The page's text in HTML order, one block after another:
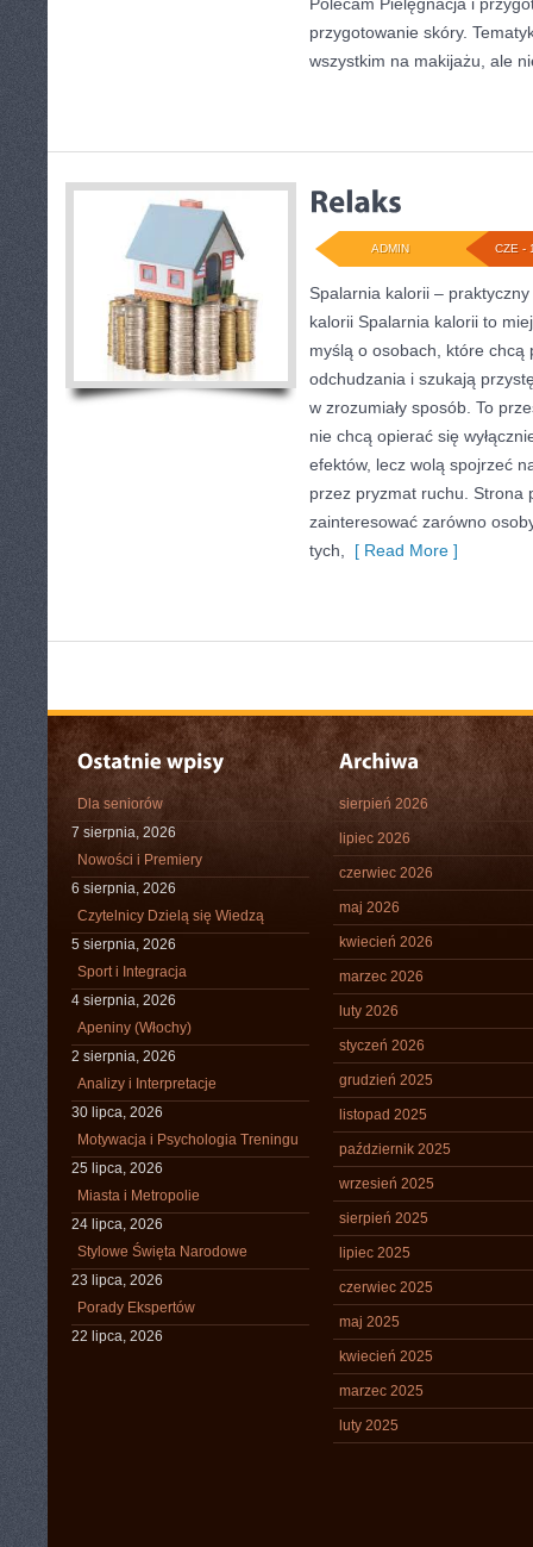
przygotowanie skóry.
wszystkim na makijażu, ale
CZE -
ADMIN
Spalarnia kalorii –
kalorii Spalarnia kalorii to
myślą o osobach, które chcą
odchudzania i szukają
w zrozumiały sposób. To
nie chcą opierać się
efektów, lecz wolą spojrzeć
przez pryzmat ruchu. Strona
zainteresować zarówno
tych,
[ Read More ]
Dla seniorów
7 sierpnia, 2026
Nowości i Premiery
6 sierpnia, 2026
Czytelnicy Dzielą się Wiedzą
5 sierpnia, 2026
Sport i Integracja
4 sierpnia, 2026
Apeniny (Włochy)
2 sierpnia, 2026
Analizy i Interpretacje
30 lipca, 2026
Motywacja i Psychologia Treningu
25 lipca, 2026
Miasta i Metropolie
24 lipca, 2026
Stylowe Święta Narodowe
23 lipca, 2026
Porady Ekspertów
22 lipca, 2026
sierpień 2026
lipiec 2026
czerwiec 2026
maj 2026
kwiecień 2026
marzec 2026
luty 2026
styczeń 2026
grudzień 2025
listopad 2025
październik 2025
wrzesień 2025
sierpień 2025
lipiec 2025
czerwiec 2025
maj 2025
kwiecień 2025
marzec 2025
luty 2025